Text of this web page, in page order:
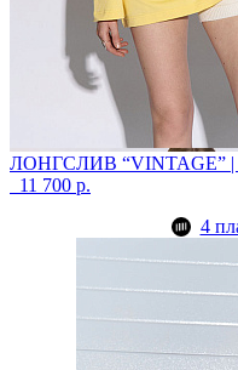
ЛОНГСЛИВ “VINTAGE”
11 700 р.
4